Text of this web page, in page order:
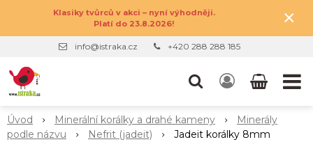
Klasiky tvůrců v akci – nyní výhodněji.
Platí do 23.8.2026!
×
info@istraka.cz +420 288 288 185
Úvod Minerální korálky a drahé kameny
Minerály
podle názvu
Nefrit (jadeit)
Jadeit korálky 8mm